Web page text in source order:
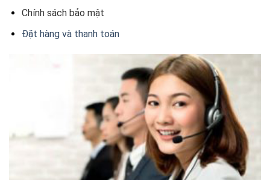
Chính sách bảo mật
Đặt hàng và thanh toán